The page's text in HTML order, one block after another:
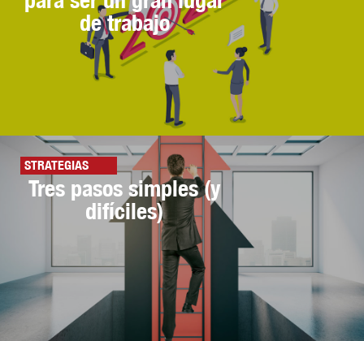
de trabajo
STRATEGIAS
Tres pasos simples (y
difíciles)